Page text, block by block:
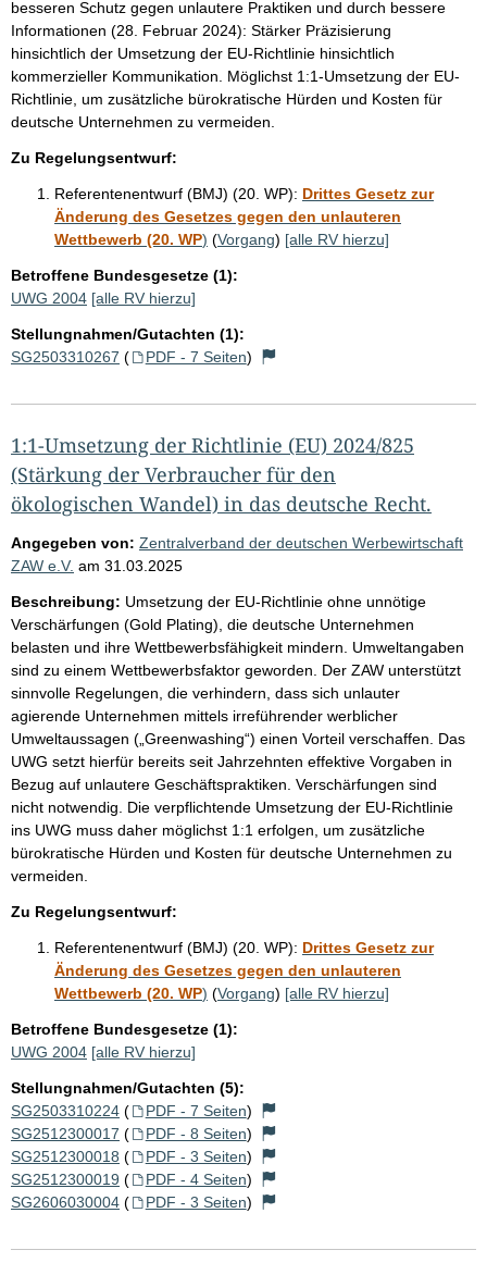
besseren Schutz gegen unlautere Praktiken und durch bessere
Informationen (28. Februar 2024): Stärker Präzisierung
hinsichtlich der Umsetzung der EU-Richtlinie hinsichtlich
kommerzieller Kommunikation. Möglichst 1:1-Umsetzung der EU-
Richtlinie, um zusätzliche bürokratische Hürden und Kosten für
deutsche Unternehmen zu vermeiden.
Zu Regelungsentwurf:
Referentenentwurf (BMJ) (20. WP): Drittes Gesetz zur
Änderung des Gesetzes gegen den unlauteren
Wettbewerb (20. WP) (Vorgang) [alle RV hierzu]
Betroffene Bundesgesetze (1):
UWG 2004 [alle RV hierzu]
Stellungnahmen/Gutachten (1):
SG2503310267 ( PDF - 7 Seiten)
1:1-Umsetzung der Richtlinie (EU) 2024/825
(Stärkung der Verbraucher für den
ökologischen Wandel) in das deutsche Recht.
Angegeben von: Zentralverband der deutschen Werbewirtschaft
ZAW e.V. am 31.03.2025
Beschreibung: Umsetzung der EU-Richtlinie ohne unnötige
Verschärfungen (Gold Plating), die deutsche Unternehmen
belasten und ihre Wettbewerbsfähigkeit mindern. Umweltangaben
sind zu einem Wettbewerbsfaktor geworden. Der ZAW unterstützt
sinnvolle Regelungen, die verhindern, dass sich unlauter
agierende Unternehmen mittels irreführender werblicher
Umweltaussagen („Greenwashing“) einen Vorteil verschaffen. Das
UWG setzt hierfür bereits seit Jahrzehnten effektive Vorgaben in
Bezug auf unlautere Geschäftspraktiken. Verschärfungen sind
nicht notwendig. Die verpflichtende Umsetzung der EU-Richtlinie
ins UWG muss daher möglichst 1:1 erfolgen, um zusätzliche
bürokratische Hürden und Kosten für deutsche Unternehmen zu
vermeiden.
Zu Regelungsentwurf:
Referentenentwurf (BMJ) (20. WP): Drittes Gesetz zur
Änderung des Gesetzes gegen den unlauteren
Wettbewerb (20. WP) (Vorgang) [alle RV hierzu]
Betroffene Bundesgesetze (1):
UWG 2004 [alle RV hierzu]
Stellungnahmen/Gutachten (5):
SG2503310224 ( PDF - 7 Seiten)
SG2512300017 ( PDF - 8 Seiten)
SG2512300018 ( PDF - 3 Seiten)
SG2512300019 ( PDF - 4 Seiten)
SG2606030004 ( PDF - 3 Seiten)